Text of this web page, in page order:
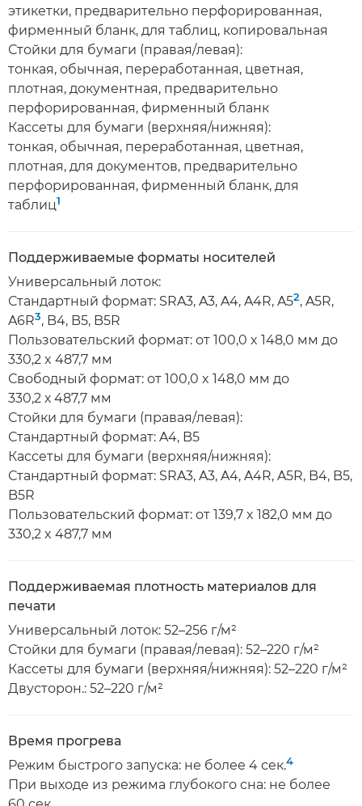
этикетки, предварительно перфорированная,
фирменный бланк, для таблиц, копировальная
Стойки для бумаги (правая/левая):
тонкая, обычная, переработанная, цветная,
плотная, документная, предварительно
перфорированная, фирменный бланк
Кассеты для бумаги (верхняя/нижняя):
тонкая, обычная, переработанная, цветная,
плотная, для документов, предварительно
перфорированная, фирменный бланк, для
таблиц1
Поддерживаемые форматы носителей
Универсальный лоток:
Стандартный формат: SRA3, A3, A4, A4R, A52, A5R,
A6R3, B4, B5, B5R
Пользовательский формат: от 100,0 x 148,0 мм до
330,2 x 487,7 мм
Свободный формат: от 100,0 x 148,0 мм до
330,2 х 487,7 мм
Стойки для бумаги (правая/левая):
Стандартный формат: A4, B5
Кассеты для бумаги (верхняя/нижняя):
Стандартный формат: SRA3, A3, A4, A4R, A5R, B4, B5,
B5R
Пользовательский формат: от 139,7 x 182,0 мм до
330,2 x 487,7 мм
Поддерживаемая плотность материалов для
печати
Универсальный лоток: 52–256 г/м²
Стойки для бумаги (правая/левая): 52–220 г/м²
Кассеты для бумаги (верхняя/нижняя): 52–220 г/м²
Двусторон.: 52–220 г/м²
Время прогрева
Режим быстрого запуска: не более 4 сек.4
При выходе из режима глубокого сна: не более